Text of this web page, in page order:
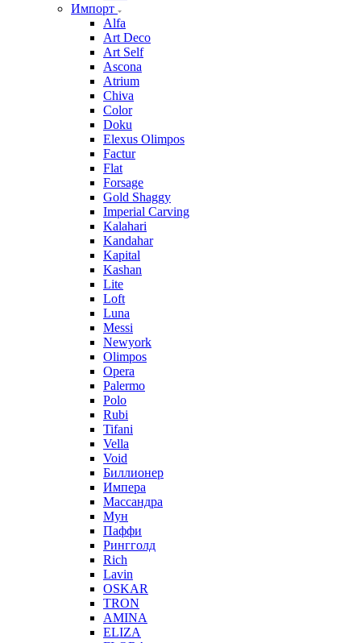
Импорт
Alfa
Art Deco
Art Self
Ascona
Atrium
Chiva
Color
Doku
Elexus Olimpos
Factur
Flat
Forsage
Gold Shaggy
Imperial Carving
Kalahari
Kandahar
Kapital
Kashan
Lite
Loft
Luna
Messi
Newyork
Olimpos
Opera
Palermo
Polo
Rubi
Tifani
Vella
Void
Биллионер
Импера
Массандра
Мун
Паффи
Рингголд
Rich
Lavin
OSKAR
TRON
AMINA
ELIZA